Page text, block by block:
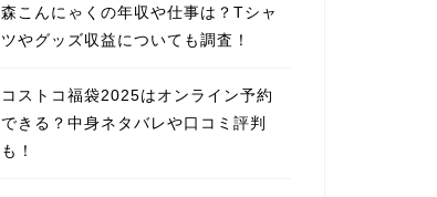
森こんにゃくの年収や仕事は？Tシャ
ツやグッズ収益についても調査！
コストコ福袋2025はオンライン予約
できる？中身ネタバレや口コミ評判
も！